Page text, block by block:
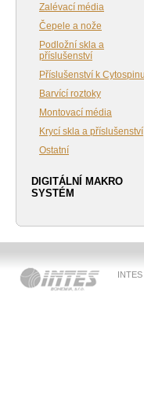
Zalévací média
Čepele a nože
Podložní skla a
příslušenství
Příslušenství k Cytospinu
Barvící roztoky
Montovací média
Krycí skla a příslušenství
Ostatní
DIGITÁLNÍ MAKRO
SYSTÉM